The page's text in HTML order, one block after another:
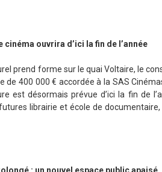
cinéma ouvrira d’ici la fin de l’année
prend forme sur le quai Voltaire, le
de 400 000 € accordée à la SAS
est désormais prévue d’ici la fin de
librairie et école de
: un nouvel espace public apaisé